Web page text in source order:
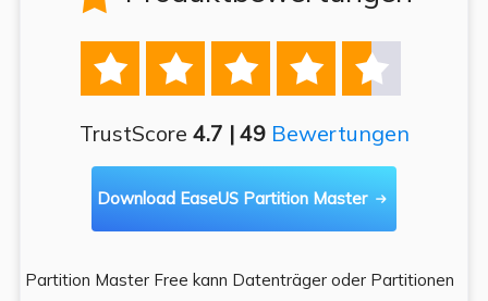
    
TrustScore 4.7 | 49 Bewertungen
Download EaseUS Partition Master 
Partition Master Free kann Datenträger oder Partitionen